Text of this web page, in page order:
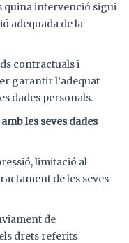
quina intervenció sigui
adequada de la
contractuals i
garantir l’adequat
dades personals.
les seves dades
limitació al
de les seves
de
drets referits